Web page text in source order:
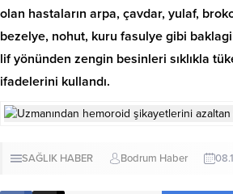
olan hastaların arpa, çavdar, yulaf,
bezelye, nohut, kuru fasulye gibi
lif yönünden zengin besinleri sıklıkla
ifadelerini kullandı.
SAĞLIK HABER Bodrum Haber